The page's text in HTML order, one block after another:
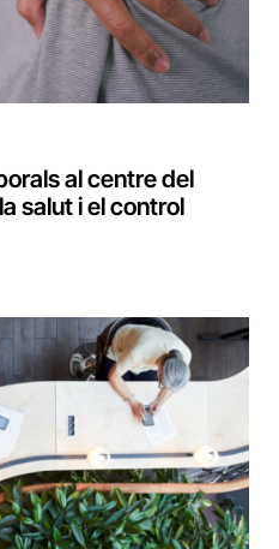
al centre del
salut i el control